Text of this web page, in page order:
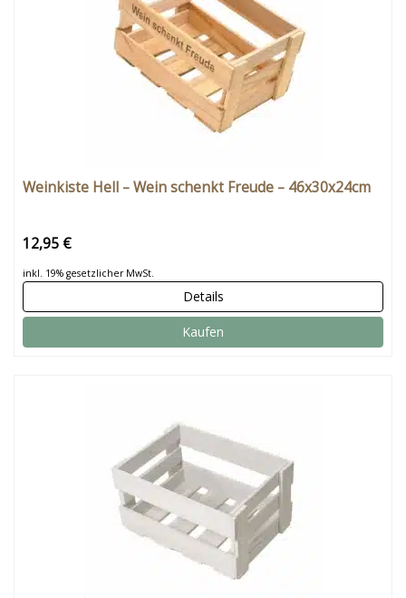
Weinkiste Hell – Wein schenkt Freude – 46x30x24cm
12,95 €
inkl. 19% gesetzlicher MwSt.
Details
Kaufen